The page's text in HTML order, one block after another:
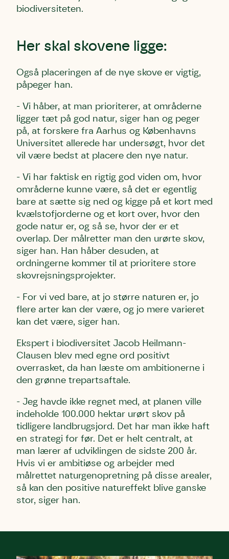
biodiversiteten.
Her skal skovene ligge:
Også placeringen af de nye skove er vigtig,
påpeger han.
- Vi håber, at man prioriterer, at områderne
ligger tæt på god natur, siger han og peger
på, at forskere fra Aarhus og Københavns
Universitet allerede har undersøgt, hvor det
vil være bedst at placere den nye natur.
- Vi har faktisk en rigtig god viden om, hvor
områderne kunne være, så det er egentlig
bare at sætte sig ned og kigge på et kort med
kvælstofjorderne og et kort over, hvor den
gode natur er, og så se, hvor der er et
overlap. Der målretter man den urørte skov,
siger han. Han håber desuden, at
ordningerne kommer til at prioritere store
skovrejsningsprojekter.
- For vi ved bare, at jo større naturen er, jo
flere arter kan der være, og jo mere varieret
kan det være, siger han.
Ekspert i biodiversitet Jacob Heilmann-
Clausen blev med egne ord positivt
overrasket, da han læste om ambitionerne i
den grønne trepartsaftale.
- Jeg havde ikke regnet med, at planen ville
indeholde 100.000 hektar urørt skov på
tidligere landbrugsjord. Det har man ikke haft
en strategi for før. Det er helt centralt, at
man lærer af udviklingen de sidste 200 år.
Hvis vi er ambitiøse og arbejder med
målrettet naturgenopretning på disse arealer,
så kan den positive natureffekt blive ganske
stor, siger han.